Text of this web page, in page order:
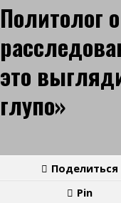
Политолог
это
глупо»
Поделиться
Pin